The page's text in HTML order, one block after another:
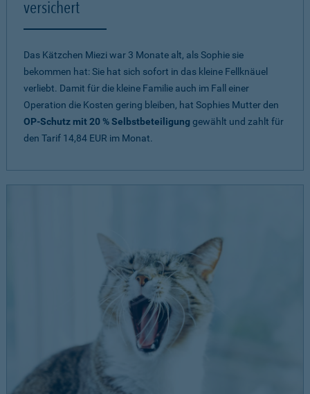
versichert
Das Kätzchen Miezi war 3 Monate alt, als Sophie sie
bekommen hat: Sie hat sich sofort in das kleine Fellknäuel
verliebt. Damit für die kleine Familie auch im Fall einer
Operation die Kosten gering bleiben, hat Sophies Mutter den
OP-Schutz mit 20 % Selbstbeteiligung gewählt und zahlt für
den Tarif 14,84 EUR im Monat.